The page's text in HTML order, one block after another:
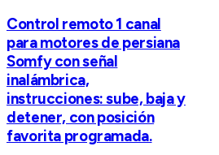
Control remoto 1 canal
para motores de persiana
Somfy con señal
inalámbrica,
instrucciones: sube, baja y
detener, con posición
favorita programada.